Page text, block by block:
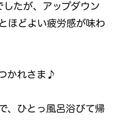
たが、アップダウン
ほどよい疲労感が味わ
かれさま♪
、ひとっ風呂浴びて帰